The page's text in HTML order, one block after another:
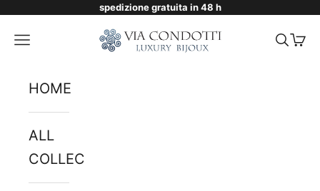
Skip to contentspedizione gratuita in 48 h
Via Condotti Store
Navigation menu Search
Cart
HOME
ALL
COLLECTIONS